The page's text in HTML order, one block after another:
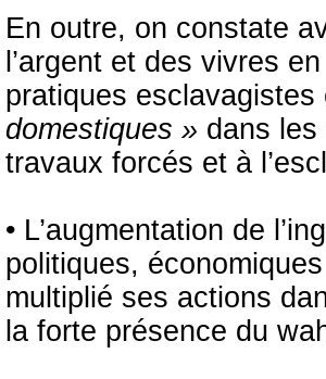
En outre, on constate
l’argent et des vivres
pratiques
domestiques » dans
travaux forcés et à
• L’augmentation de
politiques,
multiplié ses actions
la forte présence du